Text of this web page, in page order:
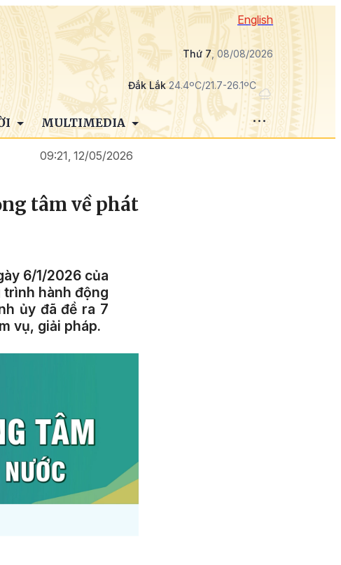
English
Thứ 7, 08/08/2026
Đắk Lắk24.4ºC/21.7-26.1ºC
MULTIMEDIA
09:21, 12/05/2026
tâm về phát
6/1/2026 của
trình hành động
ủy đã đề ra 7
vụ, giải pháp.